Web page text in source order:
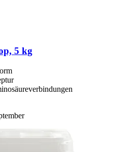
5 kg